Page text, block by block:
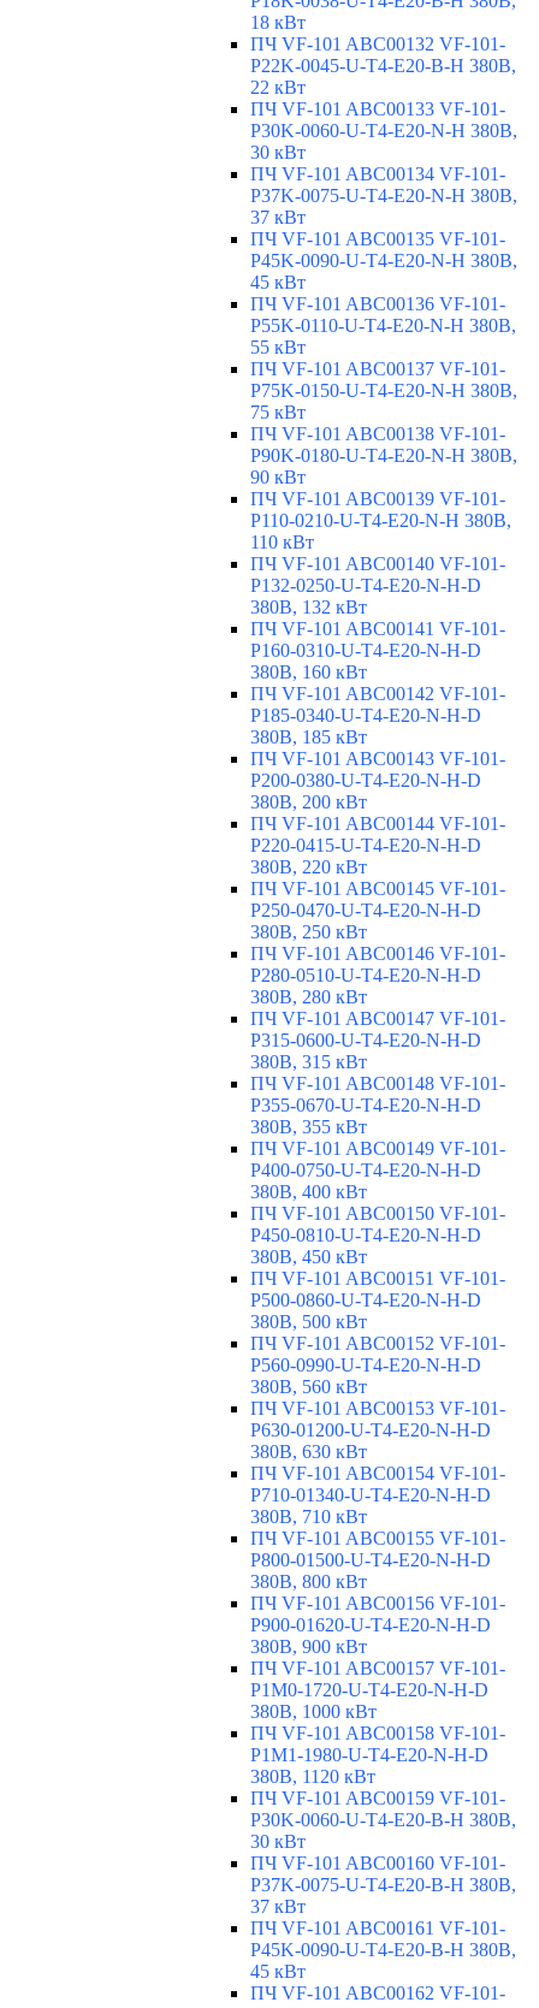
18 кВт
ПЧ VF-101 ABC00132 VF-101-
P22K-0045-U-T4-E20-B-H 380В,
22 кВт
ПЧ VF-101 ABC00133 VF-101-
P30K-0060-U-T4-E20-N-H 380В,
30 кВт
ПЧ VF-101 ABC00134 VF-101-
P37K-0075-U-T4-E20-N-H 380В,
37 кВт
ПЧ VF-101 ABC00135 VF-101-
P45K-0090-U-T4-E20-N-H 380В,
45 кВт
ПЧ VF-101 ABC00136 VF-101-
P55K-0110-U-T4-E20-N-H 380В,
55 кВт
ПЧ VF-101 ABC00137 VF-101-
P75K-0150-U-T4-E20-N-H 380В,
75 кВт
ПЧ VF-101 ABC00138 VF-101-
P90K-0180-U-T4-E20-N-H 380В,
90 кВт
ПЧ VF-101 ABC00139 VF-101-
P110-0210-U-T4-E20-N-H 380В,
110 кВт
ПЧ VF-101 ABC00140 VF-101-
P132-0250-U-T4-E20-N-H-D
380В, 132 кВт
ПЧ VF-101 ABC00141 VF-101-
P160-0310-U-T4-E20-N-H-D
380В, 160 кВт
ПЧ VF-101 ABC00142 VF-101-
P185-0340-U-T4-E20-N-H-D
380В, 185 кВт
ПЧ VF-101 ABC00143 VF-101-
P200-0380-U-T4-E20-N-H-D
380В, 200 кВт
ПЧ VF-101 ABC00144 VF-101-
P220-0415-U-T4-E20-N-H-D
380В, 220 кВт
ПЧ VF-101 ABC00145 VF-101-
P250-0470-U-T4-E20-N-H-D
380В, 250 кВт
ПЧ VF-101 ABC00146 VF-101-
P280-0510-U-T4-E20-N-H-D
380В, 280 кВт
ПЧ VF-101 ABC00147 VF-101-
P315-0600-U-T4-E20-N-H-D
380В, 315 кВт
ПЧ VF-101 ABC00148 VF-101-
P355-0670-U-T4-E20-N-H-D
380В, 355 кВт
ПЧ VF-101 ABC00149 VF-101-
P400-0750-U-T4-E20-N-H-D
380В, 400 кВт
ПЧ VF-101 ABC00150 VF-101-
P450-0810-U-T4-E20-N-H-D
380В, 450 кВт
ПЧ VF-101 ABC00151 VF-101-
P500-0860-U-T4-E20-N-H-D
380В, 500 кВт
ПЧ VF-101 ABC00152 VF-101-
P560-0990-U-T4-E20-N-H-D
380В, 560 кВт
ПЧ VF-101 ABC00153 VF-101-
P630-01200-U-T4-E20-N-H-D
380В, 630 кВт
ПЧ VF-101 ABC00154 VF-101-
P710-01340-U-T4-E20-N-H-D
380В, 710 кВт
ПЧ VF-101 ABC00155 VF-101-
P800-01500-U-T4-E20-N-H-D
380В, 800 кВт
ПЧ VF-101 ABC00156 VF-101-
P900-01620-U-T4-E20-N-H-D
380В, 900 кВт
ПЧ VF-101 ABC00157 VF-101-
P1M0-1720-U-T4-E20-N-H-D
380В, 1000 кВт
ПЧ VF-101 ABC00158 VF-101-
P1M1-1980-U-T4-E20-N-H-D
380В, 1120 кВт
ПЧ VF-101 ABC00159 VF-101-
P30K-0060-U-T4-E20-B-H 380В,
30 кВт
ПЧ VF-101 ABC00160 VF-101-
P37K-0075-U-T4-E20-B-H 380В,
37 кВт
ПЧ VF-101 ABC00161 VF-101-
P45K-0090-U-T4-E20-B-H 380В,
45 кВт
ПЧ VF-101 ABC00162 VF-101-